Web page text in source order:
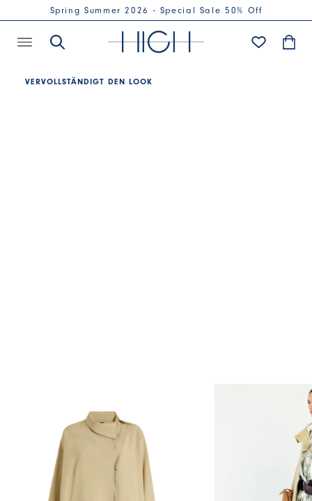
Spring Summer 2026 - Special Sale 50% Off
VERVOLLSTÄNDIGT DEN LOOK